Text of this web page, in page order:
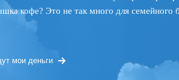
кофе? Это не так много для семейного
мои деньги